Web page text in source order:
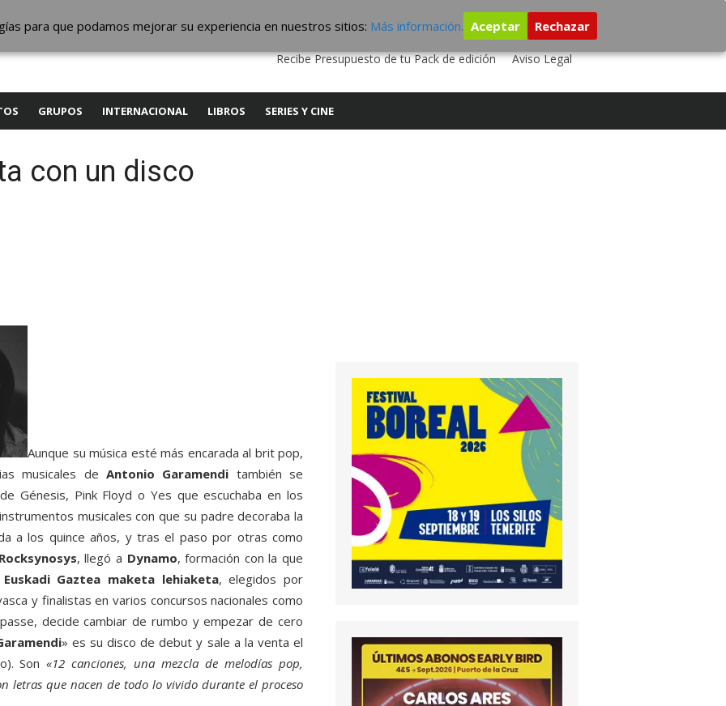
QUIENES SOMOS CONTACTO SERVICIOS EDITA TU DISCO
ESTUDIO DE GRABACIÓN
Recibe Presupuesto de tu Pack de edición
Aviso Legal
GRUPOS INTERNACIONAL LIBROS SERIES Y CINE
con un disco
Aunque su música esté más encarada al brit pop,
musicales de Antonio Garamendi también se
Génesis, Pink Floyd o Yes que escuchaba en los
musicales con que su padre decoraba la
a los quince años, y tras el paso por otras como
, llegó a Dynamo, formación con la que
Euskadi Gaztea maketa lehiaketa, elegidos por
y finalistas en varios concursos nacionales como
decide cambiar de rumbo y empezar de cero
» es su disco de debut y sale a la venta el
Son«12 canciones, una mezcla de melodías pop,
letras que nacen de todo lo vivido durante el proceso
para que podamos mejorar su experiencia en nuestros sitios: Más información. Aceptar Rechazar